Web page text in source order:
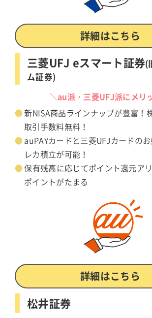
詳細はこちら
三菱UFJ eスマート証券(
ム証券)
＼au派・三菱UFJ派にメリ
新NISA商品ラインナップが豊富！
取引手数料無料！
auPAYカードと三菱UFJカードの
レカ積立が可能！
保有残高に応じてポイント還元ア
ポイントがたまる
詳細はこちら
松井証券